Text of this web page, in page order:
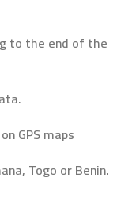
to the end of the
GPS maps
Togo or Benin.